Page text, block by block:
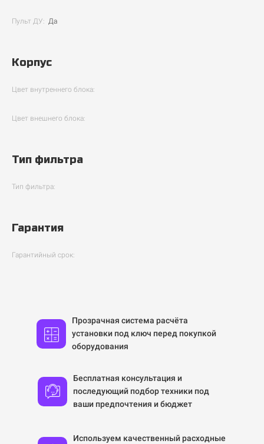
Пульт ДУ: Да
Корпус
Цвет внутреннего блока:
Цвет внешнего блока:
Тип фильтра
Тип фильтра:
Гарантия
Гарантийный срок:
Прозрачная система расчёта
установки под ключ перед покупкой
оборудования
Бесплатная консультация и
последующий подбор техники под
ваши предпочтения и бюджет
Используем качественный расходные